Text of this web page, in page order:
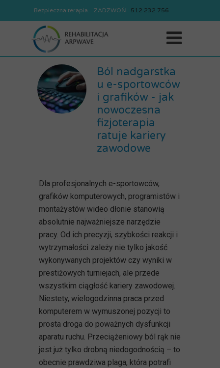
Bezpieczna terapia. ZADZWOŃ 512 232 756
REJESTRACJA 512 232 756
Ból nadgarstka
u e-sportowców
i grafików - jak
nowoczesna
fizjoterapia
ratuje kariery
zawodowe
Dla profesjonalnych e-sportowców,
grafików komputerowych, programistów i
montażystów wideo dłonie stanowią
absolutnie najważniejsze narzędzie
pracy. Od ich precyzji, szybkości reakcji i
wytrzymałości zależy nie tylko jakość
wykonywanych projektów czy wyniki w
prestiżowych turniejach, ale przede
wszystkim ciągłość kariery zawodowej.
Niestety, wielogodzinna praca przed
komputerem w wymuszonej pozycji to
prosta droga do poważnych dysfunkcji
aparatu ruchu. Przeciążeniowy ból rąk nie
jest już tylko drobną niedogodnością – to
obecnie prawdziwa plaga, która potrafi